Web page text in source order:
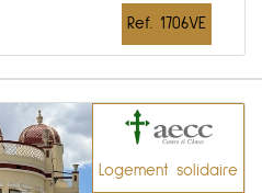
Ref. 1706VE
Logement solidaire